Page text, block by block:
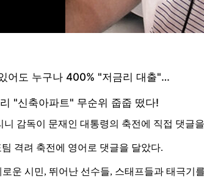
감독이 문재인 대통령의 축전에 직접 댓글
격려 축전에 영어로 댓글을 달았다.
운 시민, 뛰어난 선수들, 스태프들과 태극기